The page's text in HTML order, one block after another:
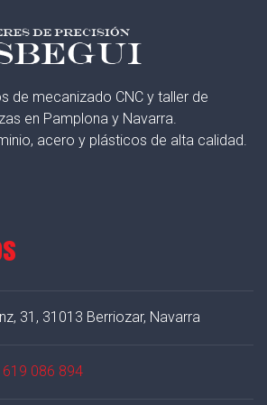
de mecanizado CNC y taller de
en Pamplona y Navarra.
acero y plásticos de alta calidad.
31, 31013 Berriozar, Navarra
619 086 894